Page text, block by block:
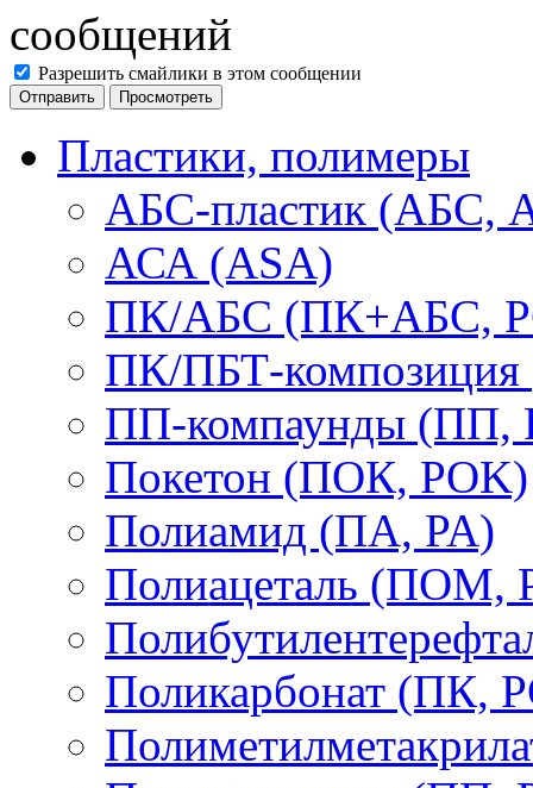
Разрешить смайлики в этом сообщении
Пластики, полимеры
АБС-пластик (АБС,
АСА (ASA)
ПК/АБС (ПК+АБС,
ПК/ПБТ-композиция
ПП-компаунды (ПП,
Покетон (ПОК, POK)
Полиамид (ПА, PA)
Полиацеталь (ПОМ,
Поликарбонат (ПК,